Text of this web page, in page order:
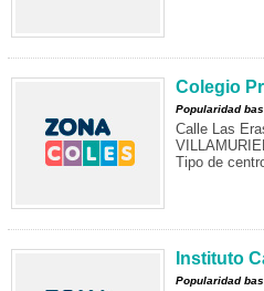
Colegio
Popularidad
Calle Las
Tipo de
Instituto
Popularidad